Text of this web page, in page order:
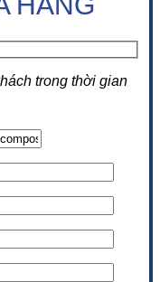
trong thời gian